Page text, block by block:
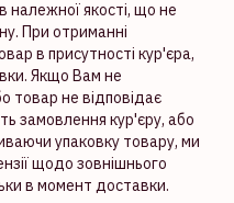
належної якості, що не
При отриманні
в присутності кур'єра,
Якщо Вам не
товар не відповідає
замовлення кур'єру, або
упаковку товару, ми
щодо зовнішнього
в момент доставки.